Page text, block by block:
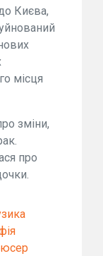
Києва,
місця
зміни,
про